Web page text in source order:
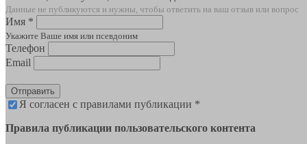
Данные не публикуются и нужны, чтобы ответить на ваш отзыв или вопрос
Имя *
Укажите Ваше имя или псевдоним
Телефон
Email
Отправить
Я согласен с правилами публикации *
Правила публикации пользовательского контента